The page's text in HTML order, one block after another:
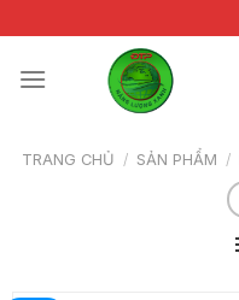
đến
nội
TRANG CHỦ / SẢN PHẨM /